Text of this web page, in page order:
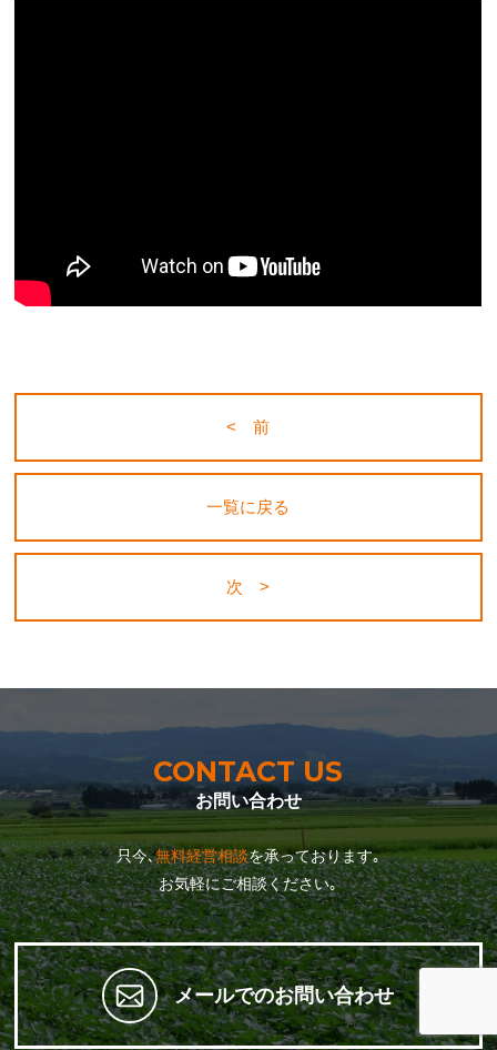
< 前
一覧に戻る
次 >
CONTACT US
お問い合わせ
只今､無料経営相談を承っております｡
お気軽にご相談ください｡
メールでのお問い合わせ